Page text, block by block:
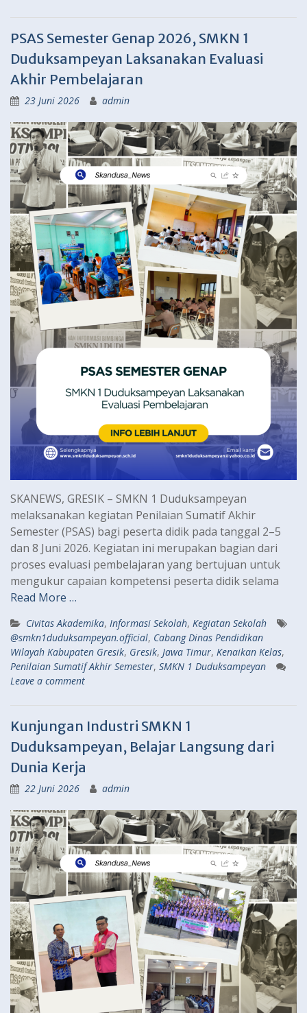
PSAS Semester Genap 2026, SMKN 1
Duduksampeyan Laksanakan Evaluasi
Akhir Pembelajaran
23 Juni 2026 admin
SKANEWS, GRESIK – SMKN 1 Duduksampeyan
melaksanakan kegiatan Penilaian Sumatif Akhir
Semester (PSAS) bagi peserta didik pada tanggal 2–5
dan 8 Juni 2026. Kegiatan ini merupakan bagian dari
proses evaluasi pembelajaran yang bertujuan untuk
mengukur capaian kompetensi peserta didik selama
Read More …
Civitas Akademika, Informasi Sekolah, Kegiatan Sekolah
@smkn1duduksampeyan.official, Cabang Dinas Pendidikan
Wilayah Kabupaten Gresik, Gresik, Jawa Timur, Kenaikan Kelas,
Penilaian Sumatif Akhir Semester, SMKN 1 Duduksampeyan
Leave a comment
Kunjungan Industri SMKN 1
Duduksampeyan, Belajar Langsung dari
Dunia Kerja
22 Juni 2026 admin